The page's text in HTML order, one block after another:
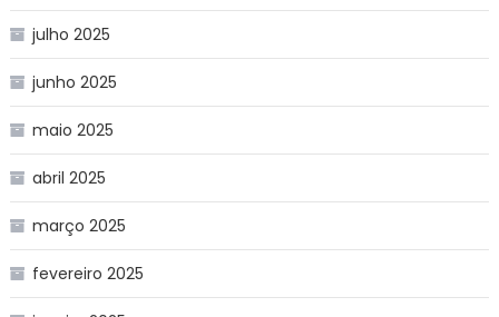
julho 2025
junho 2025
maio 2025
abril 2025
março 2025
fevereiro 2025